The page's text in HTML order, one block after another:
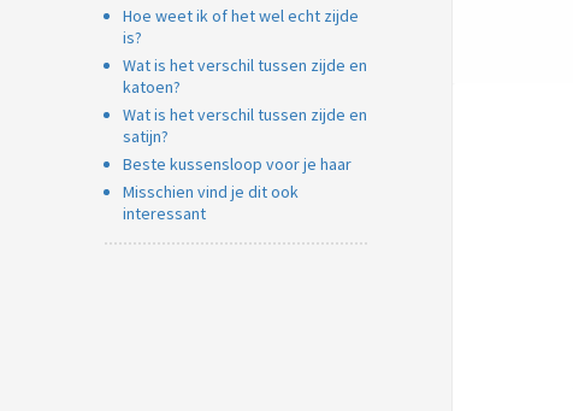
Hoe weet ik of het wel echt zijde
is?
Wat is het verschil tussen zijde en
katoen?
Wat is het verschil tussen zijde en
satijn?
Beste kussensloop voor je haar
Misschien vind je dit ook
interessant